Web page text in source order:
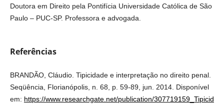
Doutora em Direito pela Pontifícia Universidade Católica de São
Paulo – PUC-SP. Professora e advogada.
Referências
BRANDÃO, Cláudio. Tipicidade e interpretação no direito penal.
Seqüência, Florianópolis, n. 68, p. 59-89, jun. 2014. Disponível
em: https://www.researchgate.net/publication/307719159_Tipicid